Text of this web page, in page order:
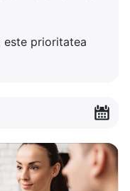
este prioritatea